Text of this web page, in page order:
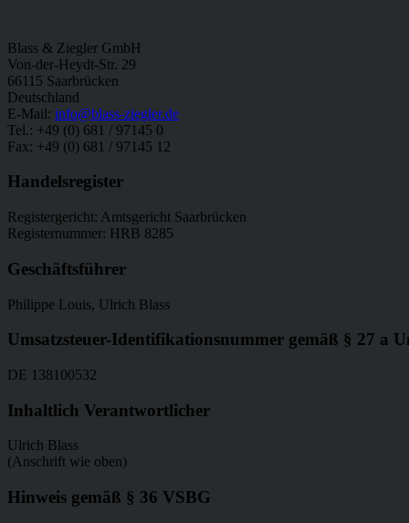
Blass & Ziegler GmbH
Von-der-Heydt-Str. 29
66115 Saarbrücken
Deutschland
E-Mail: info@blass-ziegler.de
Tel.: +49 (0) 681 / 97145 0
Fax: +49 (0) 681 / 97145 12
Handelsregister
Registergericht: Amtsgericht Saarbrücken
Registernummer: HRB 8285
Geschäftsführer
Philippe Louis, Ulrich Blass
Umsatzsteuer-Identifikationsnummer gemäß § 27 a
DE 138100532
Inhaltlich Verantwortlicher
Ulrich Blass
(Anschrift wie oben)
Hinweis gemäß § 36 VSBG